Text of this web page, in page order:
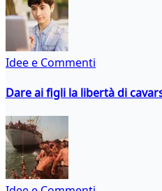
Idee e Commenti
Dare ai figli la libertà di